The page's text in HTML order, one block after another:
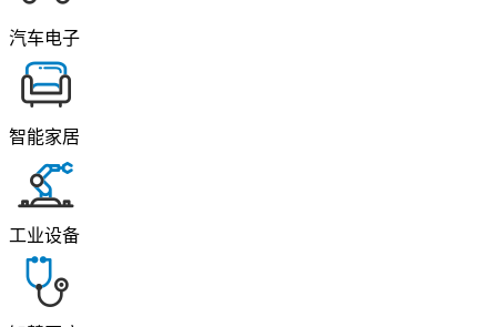
汽车电子
智能家居
工业设备